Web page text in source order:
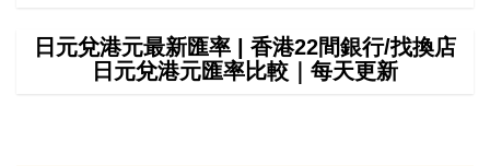
日元兌港元最新匯率 | 香港22間銀行/找換店
日元兌港元匯率比較｜每天更新